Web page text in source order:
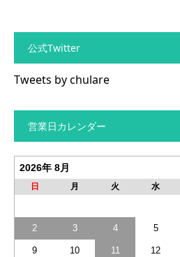
公式Twitter
Tweets by chulare
営業日カレンダー
2026年 8月
日 月 火 水
2 3 4 5
9 10 11 12